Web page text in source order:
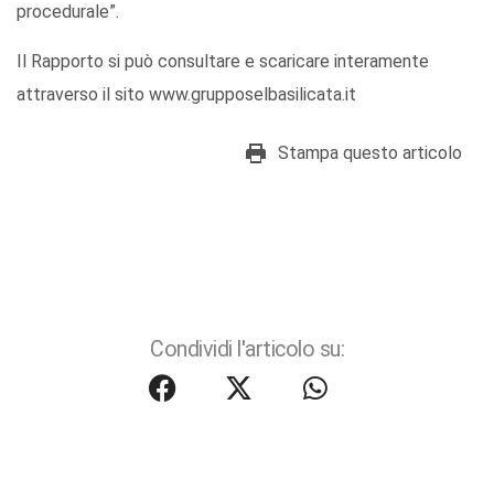
procedurale”.
Il Rapporto si può consultare e scaricare interamente
attraverso il sito www.grupposelbasilicata.it
Stampa questo articolo
Condividi l'articolo su: